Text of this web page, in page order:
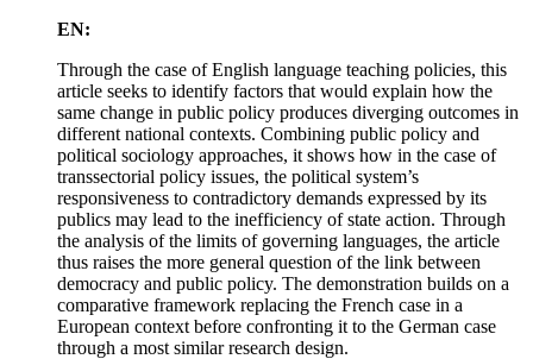
EN:
Through the case of English language teaching policies, this
article seeks to identify factors that would explain how the
same change in public policy produces diverging outcomes in
different national contexts. Combining public policy and
political sociology approaches, it shows how in the case of
transsectorial policy issues, the political system’s
responsiveness to contradictory demands expressed by its
publics may lead to the inefficiency of state action. Through
the analysis of the limits of governing languages, the article
thus raises the more general question of the link between
democracy and public policy. The demonstration builds on a
comparative framework replacing the French case in a
European context before confronting it to the German case
through a most similar research design.